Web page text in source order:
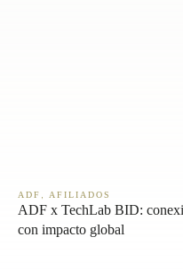
ADF , AFILIADOS
ADF x TechLab BID:
con impacto global